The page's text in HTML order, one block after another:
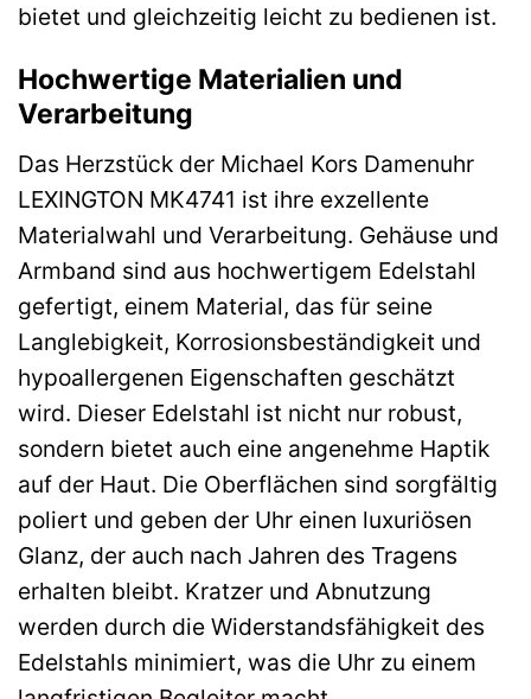
bietet und gleichzeitig leicht zu bedienen ist.
Hochwertige Materialien und
Verarbeitung
Das Herzstück der Michael Kors Damenuhr
LEXINGTON MK4741 ist ihre exzellente
Materialwahl und Verarbeitung. Gehäuse und
Armband sind aus hochwertigem Edelstahl
gefertigt, einem Material, das für seine
Langlebigkeit, Korrosionsbeständigkeit und
hypoallergenen Eigenschaften geschätzt
wird. Dieser Edelstahl ist nicht nur robust,
sondern bietet auch eine angenehme Haptik
auf der Haut. Die Oberflächen sind sorgfältig
poliert und geben der Uhr einen luxuriösen
Glanz, der auch nach Jahren des Tragens
erhalten bleibt. Kratzer und Abnutzung
werden durch die Widerstandsfähigkeit des
Edelstahls minimiert, was die Uhr zu einem